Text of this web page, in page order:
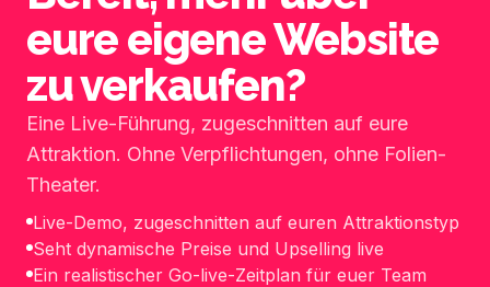
eure eigene Website
zu verkaufen?
Eine Live-Führung, zugeschnitten auf eure
Attraktion. Ohne Verpflichtungen, ohne Folien-
Theater.
Live-Demo, zugeschnitten auf euren Attraktionstyp
Seht dynamische Preise und Upselling live
Ein realistischer Go-live-Zeitplan für euer Team